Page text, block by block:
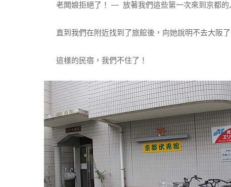
老闆娘拒絕了！ — 放著我們這些第一次來到京都的
直到我們在附近找到了旅館後，向她說明不去大阪了
這樣的民宿，我們不住了！